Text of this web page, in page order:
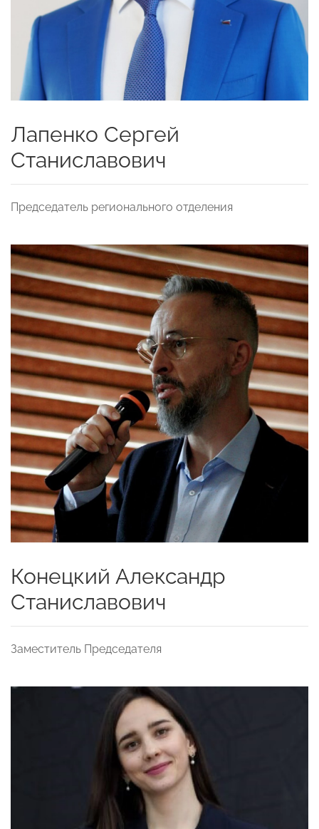
Лапенко Сергей
Станиславович
Председатель регионального отделения
Конецкий Александр
Станиславович
Заместитель Председателя